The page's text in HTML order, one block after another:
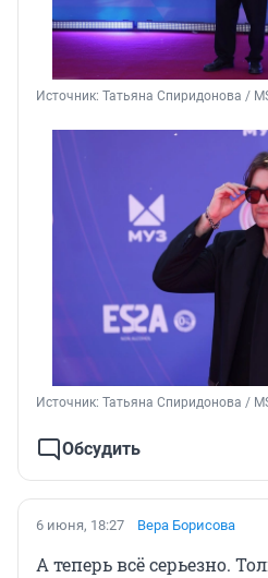
Источник: Татьяна Спиридонова /
Источник: Татьяна Спиридонова /
Обсудить
6 июня, 18:27 Вера Борисова
А теперь всё серьезно.